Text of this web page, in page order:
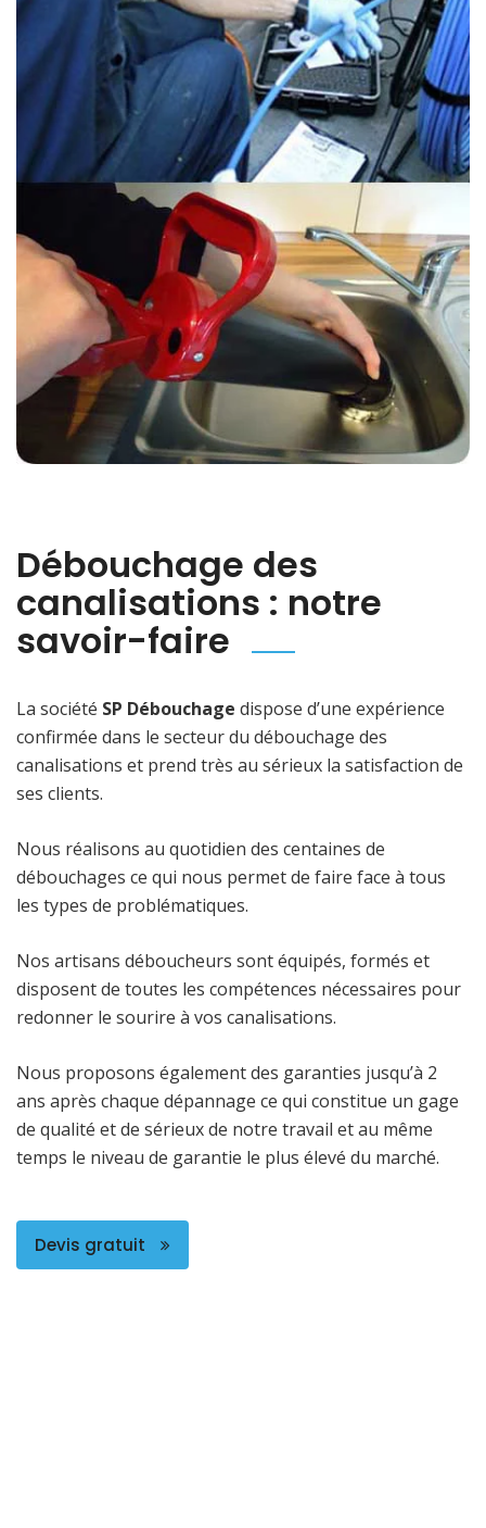
Débouchage des
canalisations : notre
savoir-faire
La société SP Débouchage dispose d’une expérience
confirmée dans le secteur du débouchage des
canalisations et prend très au sérieux la satisfaction de
ses clients.
Nous réalisons au quotidien des centaines de
débouchages ce qui nous permet de faire face à tous
les types de problématiques.
Nos artisans déboucheurs sont équipés, formés et
disposent de toutes les compétences nécessaires pour
redonner le sourire à vos canalisations.
Nous proposons également des garanties jusqu’à 2
ans après chaque dépannage ce qui constitue un gage
de qualité et de sérieux de notre travail et au même
temps le niveau de garantie le plus élevé du marché.
Devis gratuit